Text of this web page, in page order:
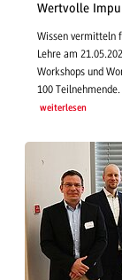
Wertvolle
Wissen vermitteln
Lehre am
Workshops und
100 Teilnehmende.
weiterlesen